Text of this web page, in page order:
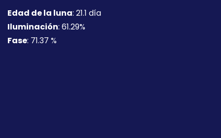
Edad de la luna: 21.1 día
Iluminación: 61.29%
Fase: 71.37 %